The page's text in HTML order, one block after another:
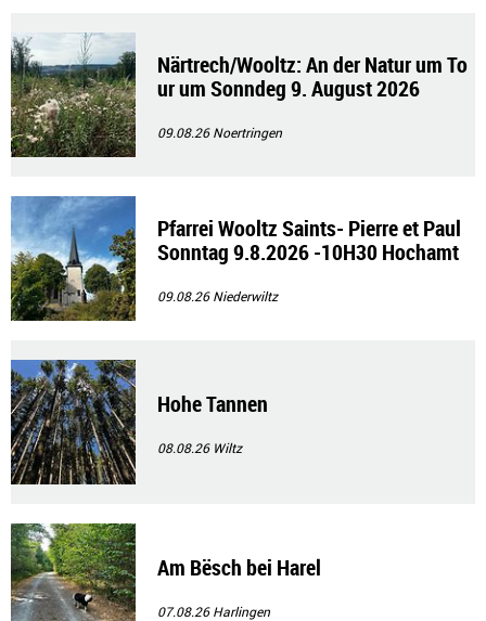
Närtrech/Wooltz: An der Natur um To
ur um Sonndeg 9. August 2026
09.08.26Noertringen
Pfarrei Wooltz Saints- Pierre et Paul
Sonntag 9.8.2026 -10H30 Hochamt
09.08.26Niederwiltz
Hohe Tannen
08.08.26 Wiltz
Am Bësch bei Harel
07.08.26Harlingen